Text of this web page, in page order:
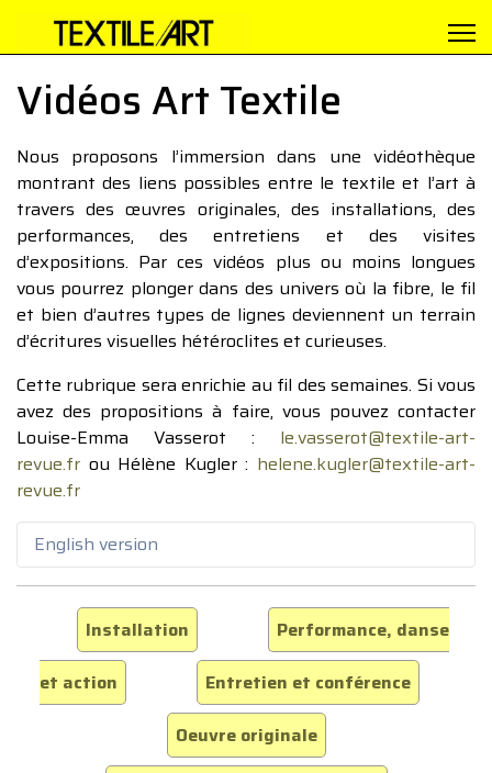
Vidéos Art Textile
Nous proposons l’immersion dans une vidéothèque
montrant des liens possibles entre le textile et l’art à
travers des œuvres originales, des installations, des
performances, des entretiens et des visites
d’expositions. Par ces vidéos plus ou moins longues
vous pourrez plonger dans des univers où la fibre, le fil
et bien d’autres types de lignes deviennent un terrain
d’écritures visuelles hétéroclites et curieuses.
Cette rubrique sera enrichie au fil des semaines. Si vous
avez des propositions à faire, vous pouvez contacter
Louise-Emma Vasserot : le.vasserot@textile-art-
revue.fr ou Hélène Kugler : helene.kugler@textile-art-
revue.fr
English version
Installation
Performance, danse
et action
Entretien et conférence
Oeuvre originale